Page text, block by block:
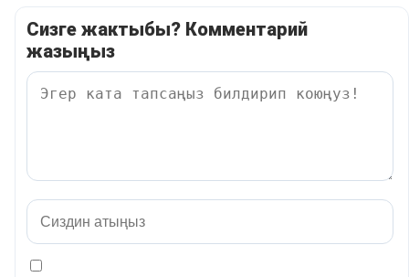
Сизге жактыбы? Комментарий
жазыңыз